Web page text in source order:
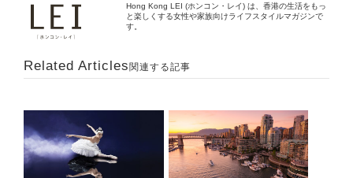
Hong Kong LEI (ホンコン・レイ) は、香港の生活をもっ
と楽しくする女性や家族向けライフスタイルマガジンで
す。
Related Articles 関連する記事